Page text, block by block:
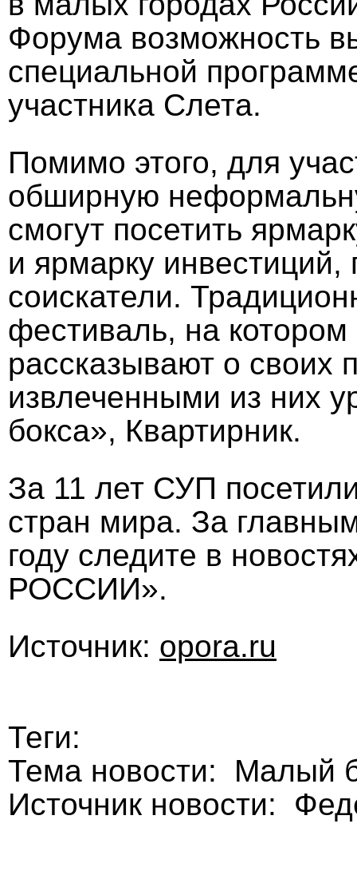
Форума возможность
специальной
участника Слета.
Помимо этого, для
обширную
смогут посетить
и ярмарку инвестиций,
соискатели.
фестиваль, на
рассказывают о своих
извлеченными из них
бокса», Квартирник.
За 11 лет СУП
стран мира. За
году следите в
РОССИИ».
Источник: opora.ru
Теги:
Тема новости: Малый
Источник новости: